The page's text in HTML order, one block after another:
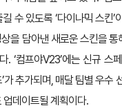
수 있도록 ‘다이나믹 스킨’
을 담아낸 새로운 스킨을 통
. ‘컴프야V23’에는 신규 스
가 추가되며, 매달 팀별 우수
업데이트될 계획이다.